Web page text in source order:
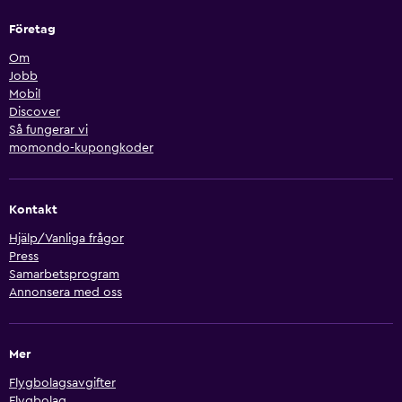
Företag
Om
Jobb
Mobil
Discover
Så fungerar vi
momondo-kupongkoder
Kontakt
Hjälp/Vanliga frågor
Press
Samarbetsprogram
Annonsera med oss
Mer
Flygbolagsavgifter